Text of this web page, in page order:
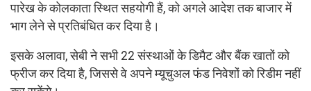
पारेख के कोलकाता स्थित सहयोगी हैं, को अगले आदेश तक बाजार में
भाग लेने से प्रतिबंधित कर दिया है।
इसके अलावा, सेबी ने सभी 22 संस्थाओं के डिमैट और बैंक खातों को
फ्रीज कर दिया है, जिससे वे अपने म्यूचुअल फंड निवेशों को रिडीम नहीं